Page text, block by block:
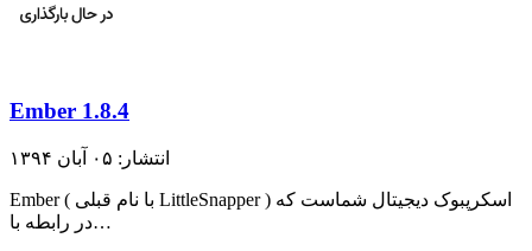
Ember 1.8.4
انتشار: ۰۵ آبان ۱۳۹۴
Ember ( با نام قبلی LittleSnapper ) اسکرپبوک دیجیتال شماست که
در رابطه با…